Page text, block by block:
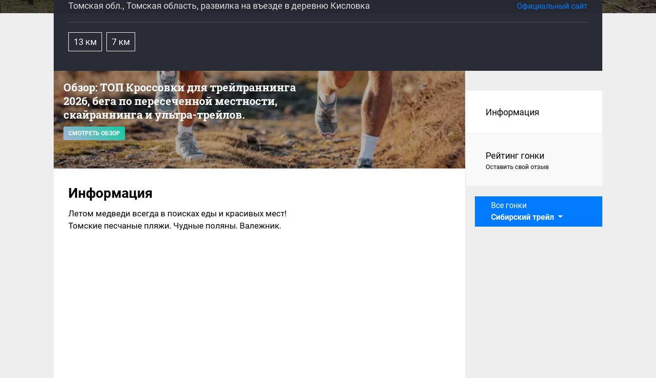
Томская обл., Томская область, развилка на въезде в деревню Кисловка Официальный сайт
13 км 7 км
Обзор: ТОП Кроссовки для трейлраннинга
2026, бега по пересеченной местности,
скайраннинга и ультра-трейлов.
СМОТРЕТЬ ОБЗОР
Информация
Летом медведи всегда в поисках еды и красивых мест!
Томские песчаные пляжи. Чудные поляны. Валежник.
Информация
Рейтинг гонки
Оставить свой отзыв
Все гонки
Сибирский трейл